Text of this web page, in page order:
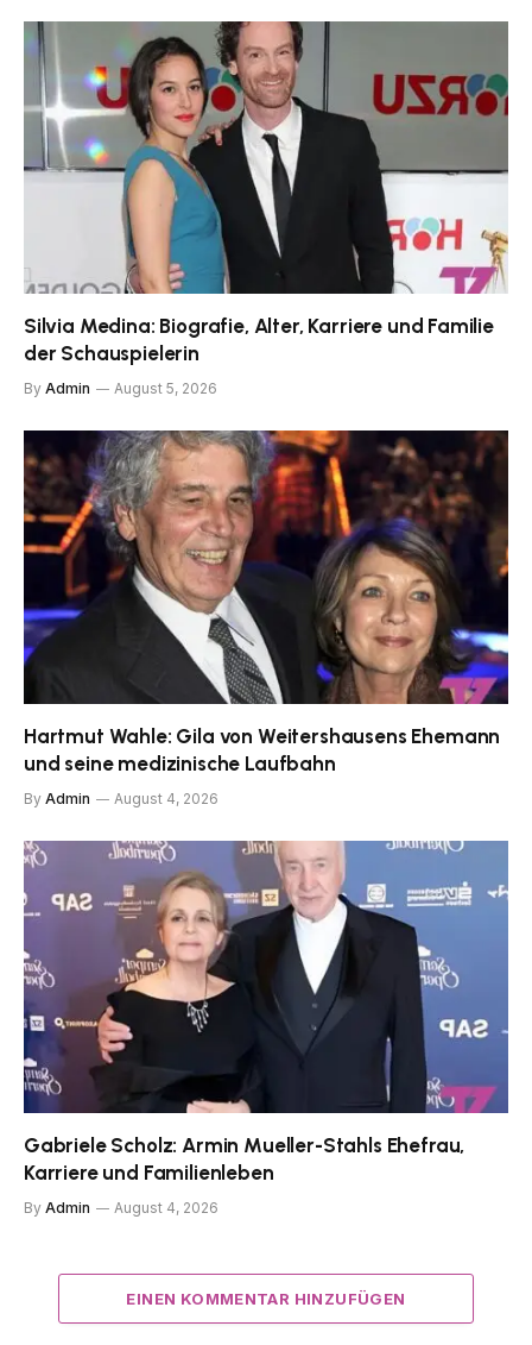
Silvia Medina: Biografie, Alter, Karriere und Familie
der Schauspielerin
By Admin August 5, 2026
Hartmut Wahle: Gila von Weitershausens Ehemann
und seine medizinische Laufbahn
By Admin August 4, 2026
Gabriele Scholz: Armin Mueller-Stahls Ehefrau,
Karriere und Familienleben
By Admin August 4, 2026
EINEN KOMMENTAR HINZUFÜGEN